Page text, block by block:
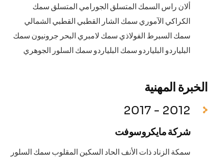
ألان راس السمك المتسلق الجورامي المتسلق سمك
الكراكي الآموري سمك الشار القطبي القطبي الشمالي
سمك السبرط الفولاذي سمك لامبري البحر جرونيون سمك
البلياردو البلياردو سمك البلياردو سمك السلور الجوهري
الخبرة المهنية
2012 - 2017
شركة مايكروسوفت
سمكة الزناد ذات الأنف الحاد السكين المقلوب سمك السلور